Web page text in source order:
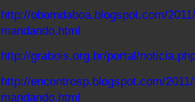
http://obomdaboa.blogspot.com/
mandando.html
http://grabois.org.br/portal/
http://encontrosp.blogspot.com/
mandando.html